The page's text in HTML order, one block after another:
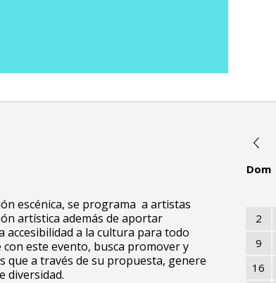
escénica, se programa a artistas
artística además de aportar
a la cultura para todo
este evento, busca promover y
a través de su propuesta, genere
diversidad.
Dom
2
9
16